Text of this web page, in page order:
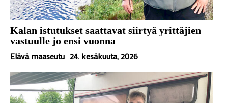
Kalan istutukset saattavat siirtyä yrittäjien
vastuulle jo ensi vuonna
Elävä maaseutu 24. kesäkuuta, 2026